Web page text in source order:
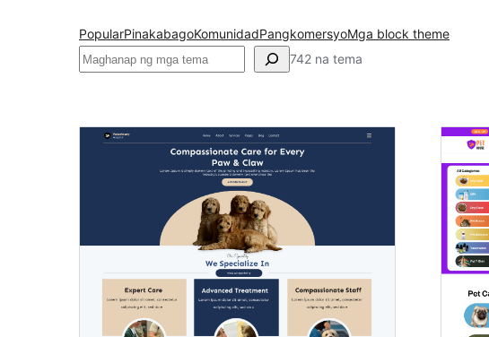
PopularPinakabagoKomunidadPangkomersyoMga block theme
Maghanap 742 na tema
Pag-